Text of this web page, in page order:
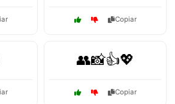
Copiar
👥📸👍💖
Copiar